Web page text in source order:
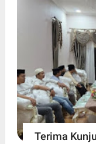
Terima